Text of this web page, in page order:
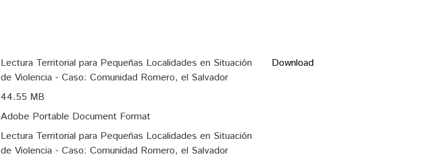
Lectura Territorial para Pequeñas Localidades en Situación
de Violencia - Caso: Comunidad Romero, el Salvador
44.55 MB
Adobe Portable Document Format
Lectura Territorial para Pequeñas Localidades en Situación
de Violencia - Caso: Comunidad Romero, el Salvador
Download